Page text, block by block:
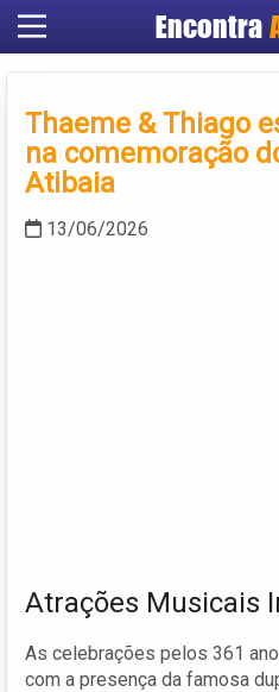
Encontra
Thaeme & Thiago
na comemoração
Atibaia
13/06/2026
Atrações Musicais
As celebrações pelos 361
com a presença da famosa